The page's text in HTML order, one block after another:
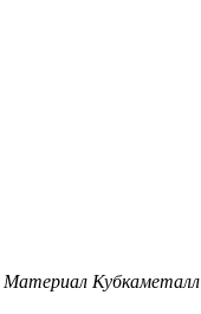
Материал Кубкаметалл